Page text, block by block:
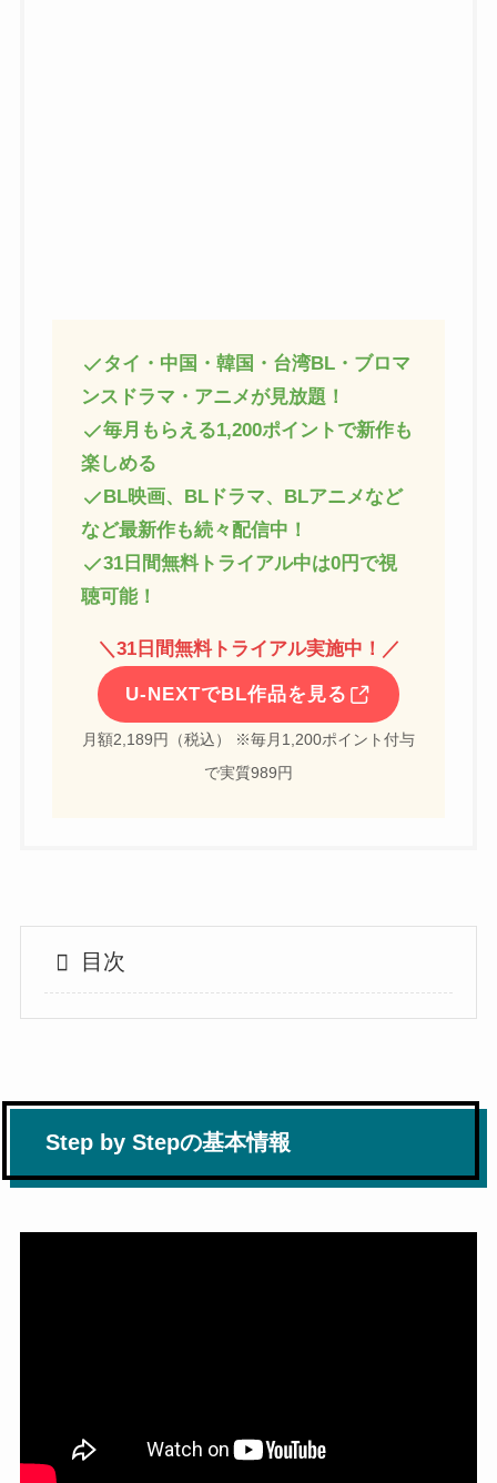
タイ・中国・韓国・台湾BL・ブロマ
ンスドラマ・アニメが見放題！
毎月もらえる1,200ポイントで新作も
楽しめる
BL映画、BLドラマ、BLアニメなど
など最新作も続々配信中！
31日間無料トライアル中は0円で視
聴可能！
＼31日間無料トライアル実施中！ ／
U-NEXTでBL作品を見る
月額2,189円（税込） ※毎月1,200ポイント付与
で実質989円
目次
Step by Stepの基本情報